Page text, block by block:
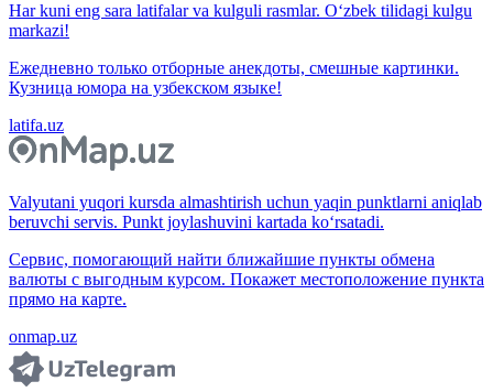
Har kuni eng sara latifalar va kulguli rasmlar. O‘zbek tilidagi kulgu
markazi!
Ежедневно только отборные анекдоты, смешные картинки.
Кузница юмора на узбекском языке!
latifa.uz
Valyutani yuqori kursda almashtirish uchun yaqin punktlarni aniqlab
beruvchi servis. Punkt joylashuvini kartada ko‘rsatadi.
Сервис, помогающий найти ближайшие пункты обмена
валюты с выгодным курсом. Покажет местоположение пункта
прямо на карте.
onmap.uz